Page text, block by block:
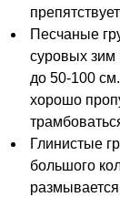
Песчаные
суровых зим
до 50-100
хорошо
Глинистые
большого